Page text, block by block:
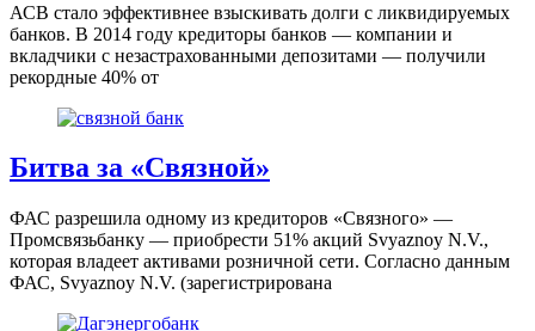
АСВ стало эффективнее взыскивать долги с ликвидируемых
банков. В 2014 году кредиторы банков — компании и
вкладчики с незастрахованными депозитами — получили
рекордные 40% от
Битва за «Связной»
ФАС разрешила одному из кредиторов «Связного» —
Промсвязьбанку — приобрести 51% акций Svyaznoy N.V.,
которая владеет активами розничной сети. ​Согласно данным
ФАС, Svyaznoy N.V. (зарегистрирована